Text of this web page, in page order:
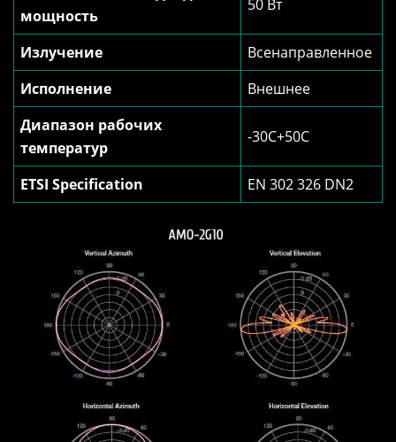
мощность
50 Вт
Излучение
Всенаправленное
Исполнение
Внешнее
Диапазон рабочих
температур
-30C+50C
ETSI Specification EN 302 326 DN2